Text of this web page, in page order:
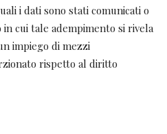
i dati sono stati comunicati o
cui tale adempimento si rivela
impiego di mezzi
rispetto al diritto